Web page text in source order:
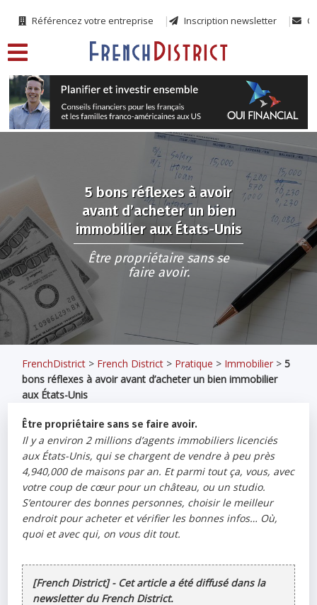
Référencez votre entreprise Inscription newsletter
5 bons réflexes à avoir
avant d’acheter un bien
immobilier aux États-Unis
Être propriétaire sans se
faire avoir.
FrenchDistrict > French District > Pratique > Immobilier >5
bons réflexes à avoir avant d’acheter un bien immobilier
aux États-Unis
Être propriétaire sans se faire avoir.
Il y a environ 2 millions d’agents immobiliers licenciés
aux États-Unis, qui se chargent de vendre à peu près
4,940,000 de maisons par an. Et parmi tout ça, vous, avec
votre coup de cœur pour un château, ou un studio.
S’entourer des bonnes personnes, choisir le meilleur
endroit pour acheter et vérifier les bonnes infos… Où,
quoi et avec qui, on vous dit tout.
[French District] - Cet article a été diffusé dans la
newsletter du French District.